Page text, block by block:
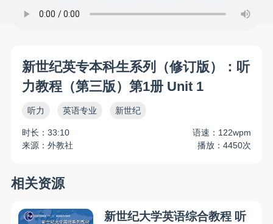
新世纪英专本科生系列（修订版）：听
力教程（第三版）第1册 Unit 1
听力 英语专业 新世纪
时长：33:10
语速：122wpm
来源：外教社
播放：4450次
相关资源
新世纪大学英语综合教程 听